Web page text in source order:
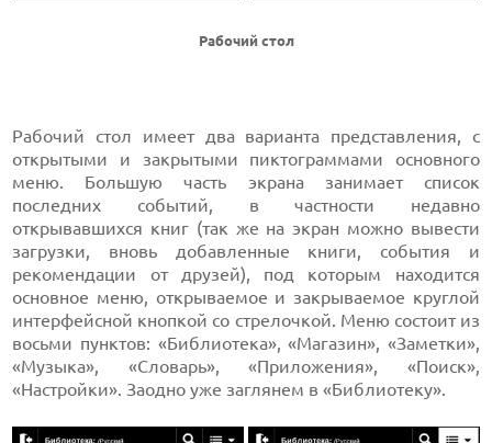
Рабочий стол
Рабочий стол имеет два варианта представления, с
открытыми и закрытыми пиктограммами основного
меню. Большую часть экрана занимает список
последних событий, в частности недавно
открывавшихся книг (так же на экран можно вывести
загрузки, вновь добавленные книги, события и
рекомендации от друзей), под которым находится
основное меню, открываемое и закрываемое круглой
интерфейсной кнопкой со стрелочкой. Меню состоит из
восьми пунктов: «Библиотека», «Магазин», «Заметки»,
«Музыка», «Словарь», «Приложения», «Поиск»,
«Настройки». Заодно уже заглянем в «Библиотеку».